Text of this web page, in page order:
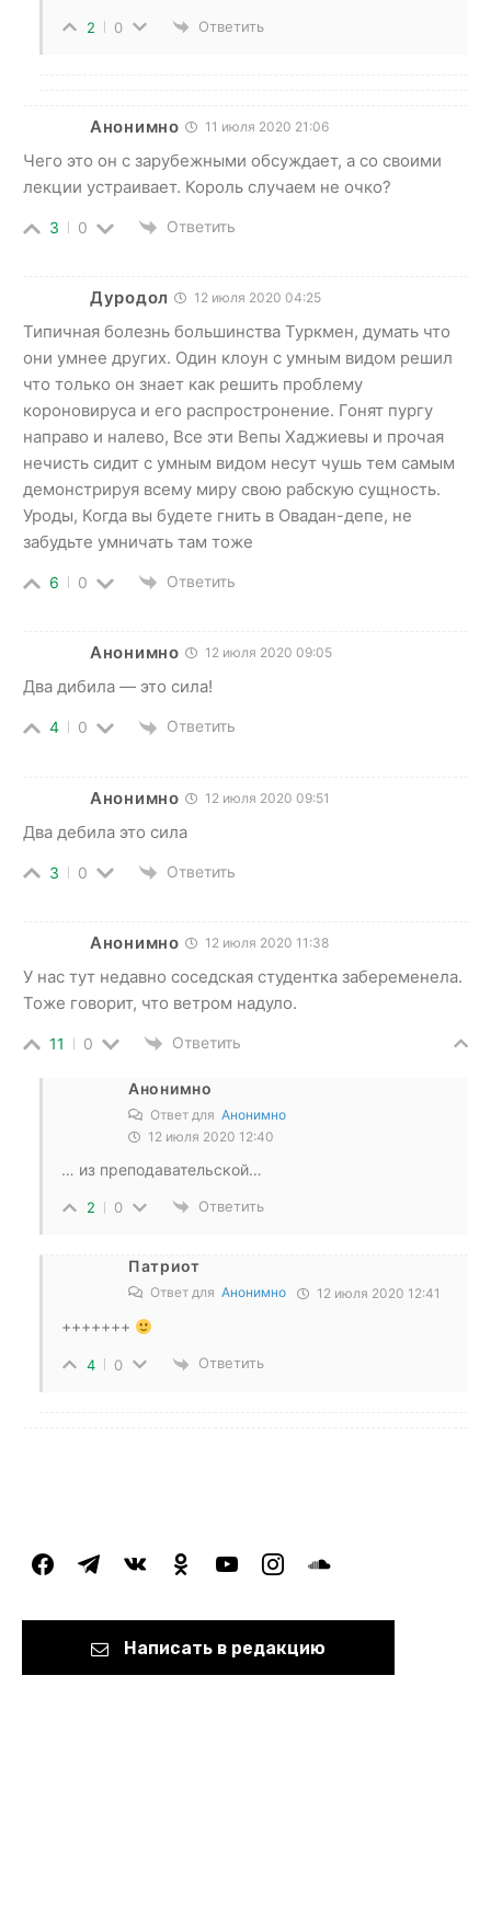
2 0 Ответить
Анонимно 11 июля 2020 21:06
Чего это он с зарубежными обсуждает, а со своими
лекции устраивает. Король случаем не очко?
3 0 Ответить
Дуродол 12 июля 2020 04:25
Типичная болезнь большинства Туркмен, думать что
они умнее других. Один клоун с умным видом решил
что только он знает как решить проблему
короновируса и его распростронение. Гонят пургу
направо и налево, Все эти Вепы Хаджиевы и прочая
нечисть сидит с умным видом несут чушь тем самым
демонстрируя всему миру свою рабскую сущность.
Уроды, Когда вы будете гнить в Овадан-депе, не
забудьте умничать там тоже
6 0 Ответить
Анонимно 12 июля 2020 09:05
Два дибила — это сила!
4 0 Ответить
Анонимно 12 июля 2020 09:51
Два дебила это сила
3 0 Ответить
Анонимно 12 июля 2020 11:38
У нас тут недавно соседская студентка забеременела.
Тоже говорит, что ветром надуло.
11 0 Ответить
Анонимно
Ответ для Анонимно
12 июля 2020 12:40
… из преподавательской…
2 0 Ответить
Патриот
Ответ для Анонимно 12 июля 2020 12:41
+++++++
4 0 Ответить
facebooktelegramvkontakteodnoklassniki
youtubeinstagramsoundcloud
Написать в редакцию